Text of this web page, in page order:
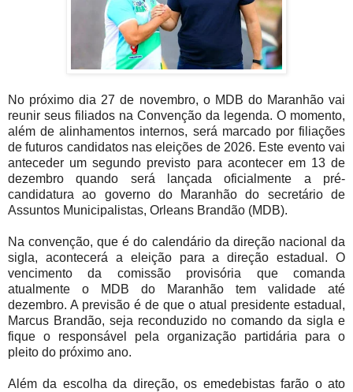
No próximo dia 27 de novembro, o MDB do Maranhão vai
reunir seus filiados na Convenção da legenda. O momento,
além de alinhamentos internos, será marcado por filiações
de futuros candidatos nas eleições de 2026. Este evento vai
anteceder um segundo previsto para acontecer em 13 de
dezembro quando será lançada oficialmente a pré-
candidatura ao governo do Maranhão do secretário de
Assuntos Municipalistas, Orleans Brandão (MDB).
Na convenção, que é do calendário da direção nacional da
sigla, acontecerá a eleição para a direção estadual. O
vencimento da comissão provisória que comanda
atualmente o MDB do Maranhão tem validade até
dezembro. A previsão é de que o atual presidente estadual,
Marcus Brandão, seja reconduzido no comando da sigla e
fique o responsável pela organização partidária para o
pleito do próximo ano.
Além da escolha da direção, os emedebistas farão o ato